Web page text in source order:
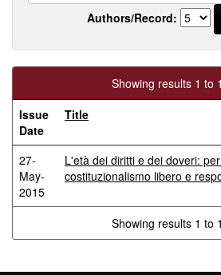
Authors/Record:
Showing results 1 to
Issue
Date
Title
27-
May-
2015
L'età dei diritti e dei doveri:
costituzionalismo libero e
Showing results 1 to